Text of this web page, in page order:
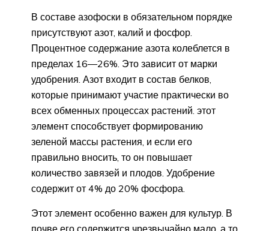
В составе азофоски в обязательном порядке
присутствуют азот, калий и фосфор.
Процентное содержание азота колеблется в
пределах 16—26%. Это зависит от марки
удобрения. Азот входит в состав белков,
которые принимают участие практически во
всех обменных процессах растений. этот
элемент способствует формированию
зеленой массы растения, и если его
правильно вносить, то он повышает
количество завязей и плодов. Удобрение
содержит от 4% до 20% фосфора.
Этот элемент особенно важен для культур. В
почве его содержится чрезвычайно мало, а то